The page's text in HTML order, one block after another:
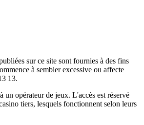
sur ce site sont fournies à des fins
à sembler excessive ou affecte
13.
un opérateur de jeux. L'accès est réservé
tiers, lesquels fonctionnent selon leurs